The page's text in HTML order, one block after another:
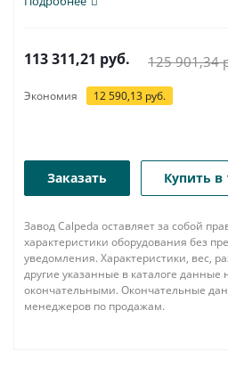
113 311,21 руб. 125 901,34
Экономия 12 590,13 руб.
Заказать Купить в
Завод Calpeda оставляет за собой
характеристики оборудования без
уведомления. Характеристики, вес,
другие указанные в каталоге данные
окончательными. Окончательные
менеджеров по продажам.